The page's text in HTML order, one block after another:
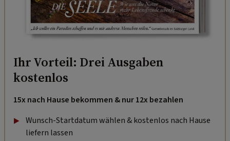
Ihr Vorteil: Drei Ausgaben
kostenlos
15x nach Hause bekommen & nur 12x bezahlen
Wunsch-Startdatum wählen & kostenlos nach Hause
liefern lassen